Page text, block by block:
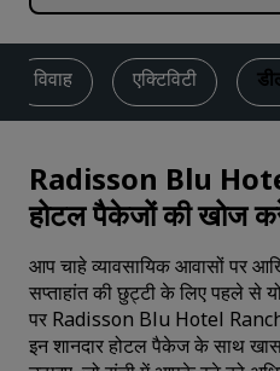
विवाह एक्टिविटी
Radisson Blu
होटल पैकेजों की खोज
आप चाहेव्यावसायिक आवासोंपर
सप्ताहांत की छुट्टी के लिए पहले से
पर Radisson Blu Hotel
इन शानदार होटल पैकेज के साथ